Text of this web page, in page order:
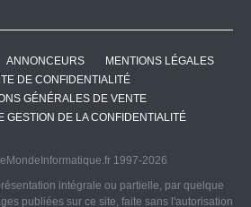
ANNONCEURS
MENTIONS LÉGALES
DE CONFIDENTIALITÉ
GÉNÉRALES DE VENTE
GESTION DE LA CONFIDENTIALITÉ
1997-2026
intégrale ou partielle, par quelque
publiées sur ce site, faite sans l'autorisation